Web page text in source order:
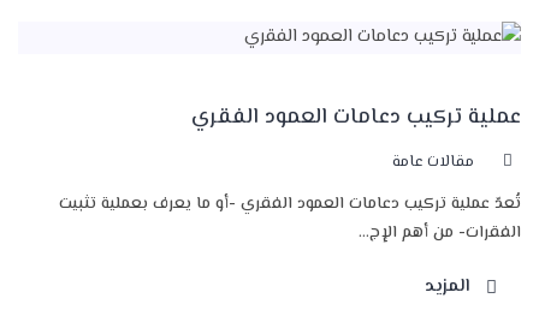
عملية تركيب دعامات العمود الفقري
مقالات عامة
تُعدّ عملية تركيب دعامات العمود الفقري -أو ما يعرف بعملية تثبيت
الفقرات- من أهم الإج...
المزيد